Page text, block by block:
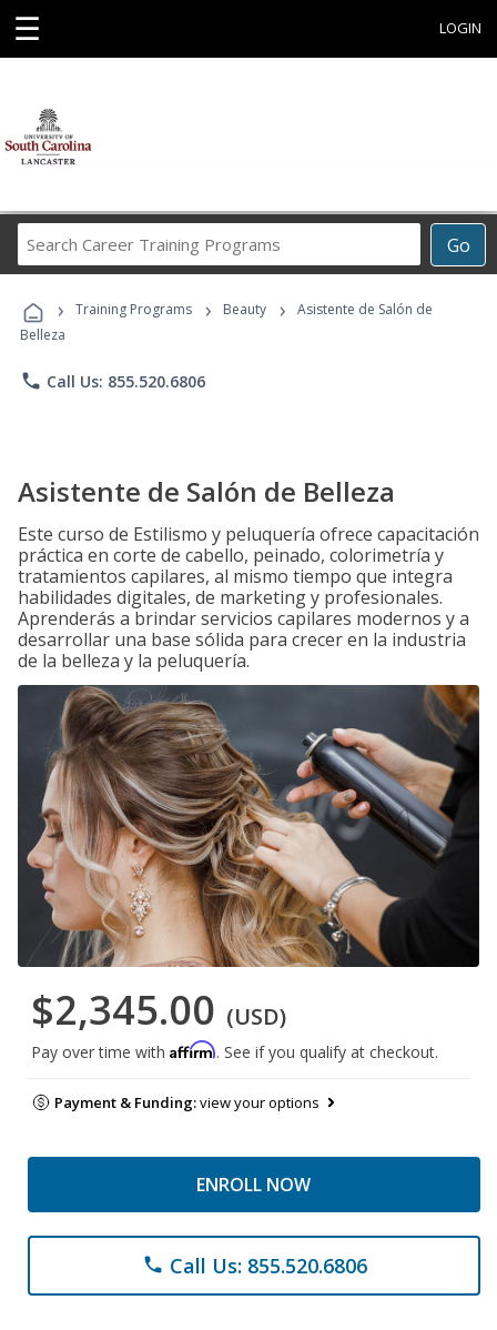
☰ LOGIN
Go
Career
Programs
› Training Programs › Beauty ›
Asistente de Salón de
Belleza
phone Call Us: 855.520.6806
Asistente de Salón de Belleza
Este curso de Estilismo y peluquería ofrece capacitación
práctica en corte de cabello, peinado, colorimetría y
tratamientos capilares, al mismo tiempo que integra
habilidades digitales, de marketing y profesionales.
Aprenderás a brindar servicios capilares modernos y a
desarrollar una base sólida para crecer en la industria
de la belleza y la peluquería.
$2,345.00 (USD)
Pay over time with Affirm. See if you qualify at checkout.
Payment & Funding:view your options
ENROLL NOW
phone Call Us: 855.520.6806